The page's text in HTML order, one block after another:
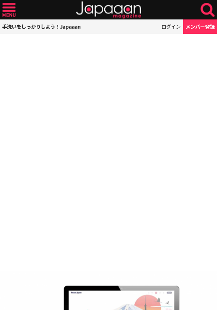
手洗いをしっかりしよう！Japaaan ログイン メンバー登録